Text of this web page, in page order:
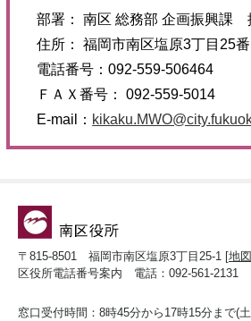
部署： 南区 総務部 企画振興課
住所： 福岡市南区塩原3丁目25
電話番号：092-559-506464
ＦＡＸ番号： 092-559-5014
E-mail：
〒815-8501 福岡市南区塩原3丁目25-1 [地
区役所電話番号案内 電話：092-561-2131
窓口受付時間：8時45分から17時15分まで(